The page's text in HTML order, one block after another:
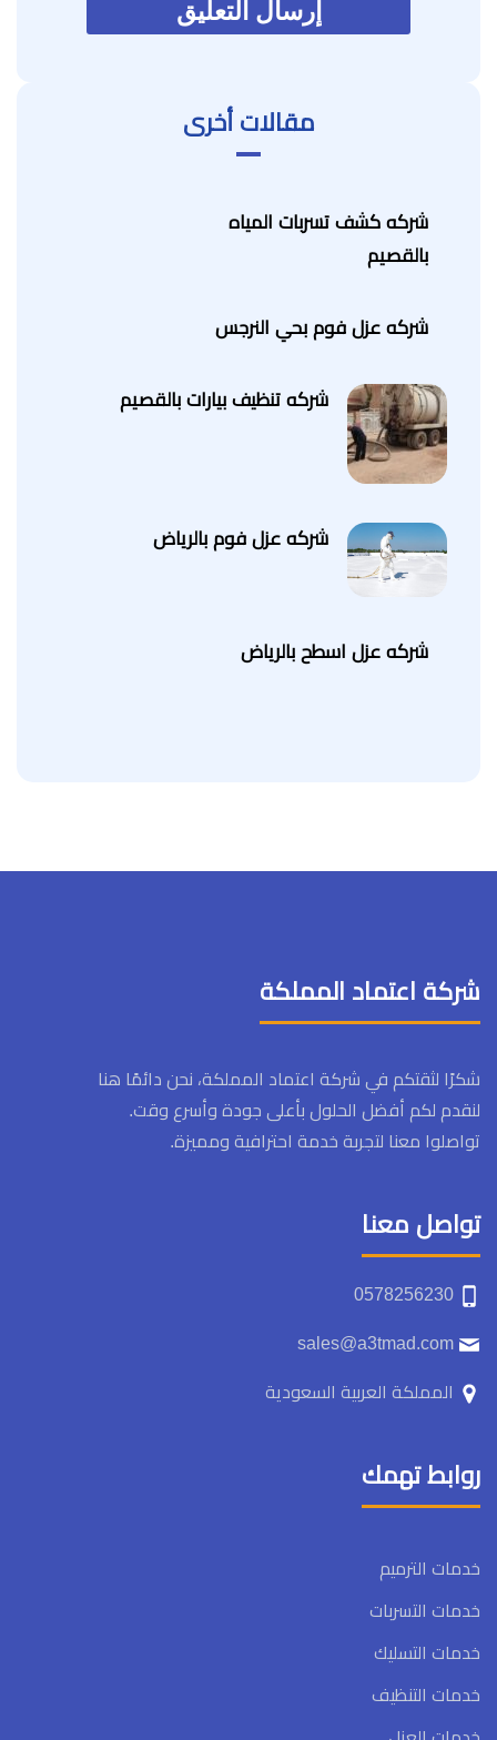
مقالات أخرى
شركه كشف تسربات المياه
بالقصيم
شركه عزل فوم بحي النرجس
شركه تنظيف بيارات بالقصيم
شركه عزل فوم بالرياض
شركه عزل اسطح بالرياض
شركة اعتماد المملكة
شكرًا لثقتكم في شركة اعتماد المملكة، نحن دائمًا هنا
لنقدم لكم أفضل الحلول بأعلى جودة وأسرع وقت.
تواصلوا معنا لتجربة خدمة احترافية ومميزة.
تواصل معنا
المملكة العربية السعودية
روابط تهمك
خدمات الترميم
خدمات التسربات
خدمات التسليك
خدمات التنظيف